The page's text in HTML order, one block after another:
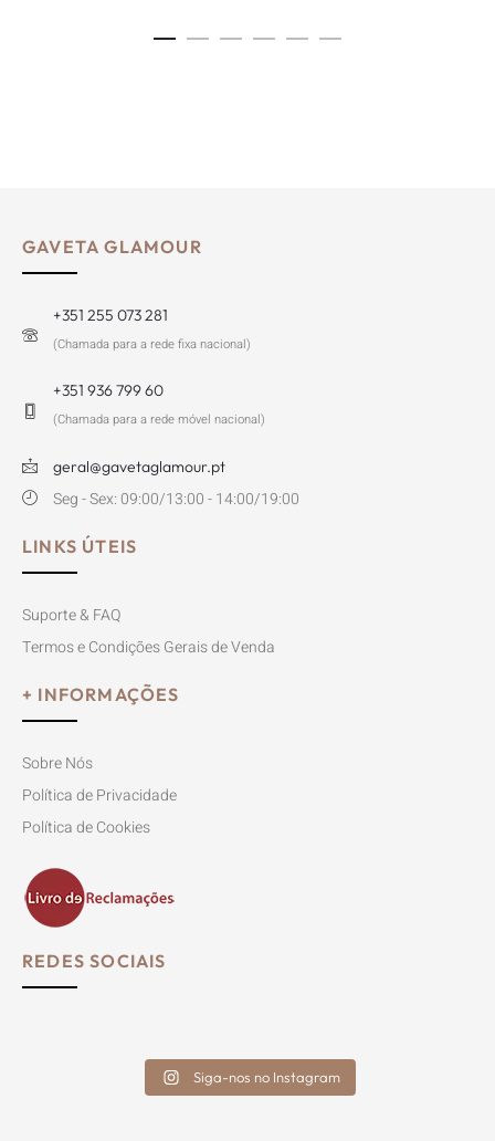
GAVETA GLAMOUR
+351 255 073 281
(Chamada para a rede fixa nacional)
+351 936 799 60
(Chamada para a rede móvel nacional)
geral@gavetaglamour.pt
Seg - Sex: 09:00/13:00 - 14:00/19:00
LINKS ÚTEIS
Suporte & FAQ
Termos e Condições Gerais de Venda
+ INFORMAÇÕES
Sobre Nós
Política de Privacidade
Política de Cookies
REDES SOCIAIS
Siga-nos no Instagram